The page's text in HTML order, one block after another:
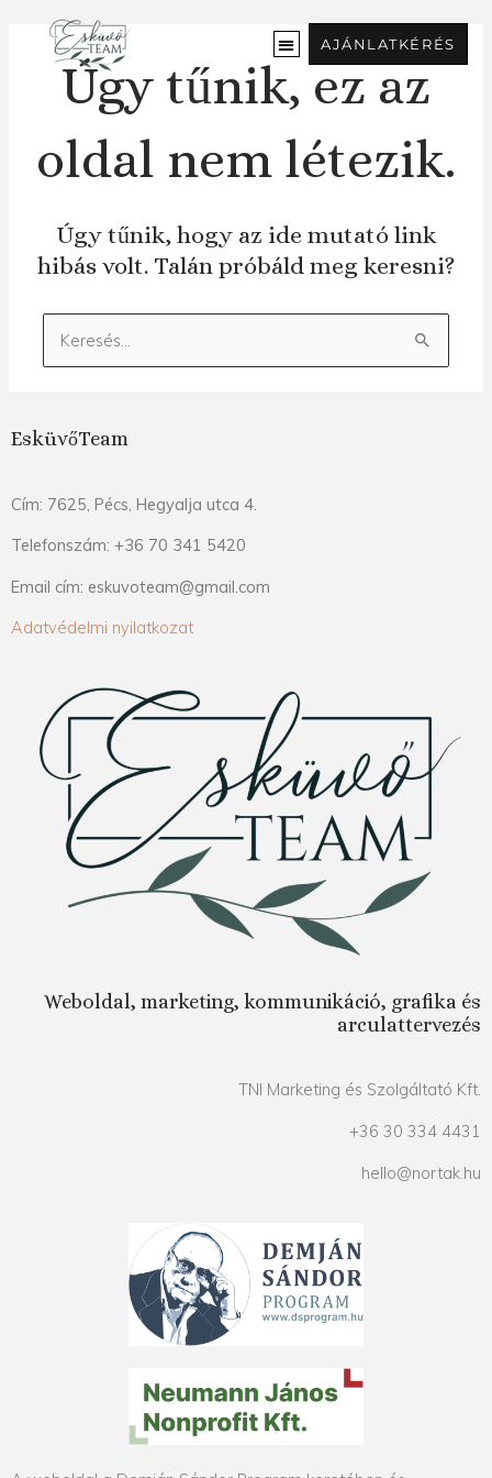
tartalomra
AJÁNLATKÉRÉS
Úgy tűnik, ez az
oldal nem létezik.
Úgy tűnik, hogy az ide mutató link
hibás volt. Talán próbáld meg keresni?
Keresés:
EsküvőTeam
Cím: 7625, Pécs, Hegyalja utca 4.
Telefonszám: +36 70 341 5420
Email cím: eskuvoteam@gmail.com
Adatvédelmi nyilatkozat
Weboldal, marketing, kommunikáció, grafika és
arculattervezés
TNI Marketing és Szolgáltató Kft.
+36 30 334 4431
hello@nortak.hu